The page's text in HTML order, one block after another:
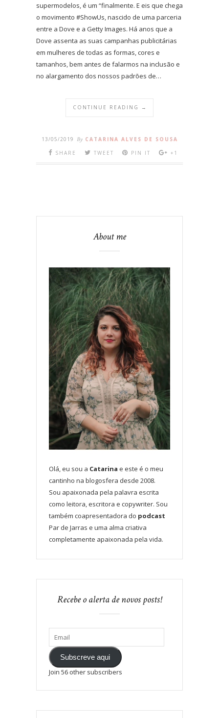
supermodelos, é um “finalmente. E eis que chega
o movimento #ShowUs, nascido de uma parceria
entre a Dove e a Getty Images. Há anos que a
Dove assenta as suas campanhas publicitárias
em mulheres de todas as formas, cores e
tamanhos, bem antes de falarmos na inclusão e
no alargamento dos nossos padrões de…
CONTINUE READING →
13/05/2019 By CATARINA ALVES DE SOUSA
SHARE
TWEET PIN IT +1
About me
Olá, eu sou a Catarina e este é o meu
cantinho na blogosfera desde 2008.
Sou apaixonada pela palavra escrita
como leitora, escritora e copywriter. Sou
também coapresentadora do podcast
Par de Jarras e uma alma criativa
completamente apaixonada pela vida.
Recebe o alerta de novos posts!
Subscreve aqui
Join 56 other subscribers